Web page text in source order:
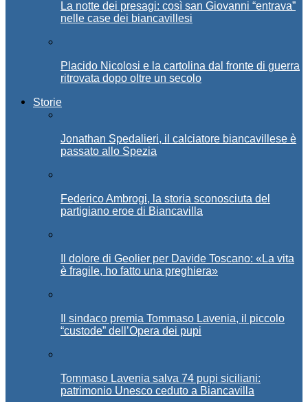
La notte dei presagi: così san Giovanni “entrava”
nelle case dei biancavillesi
Placido Nicolosi e la cartolina dal fronte di guerra
ritrovata dopo oltre un secolo
Storie
Jonathan Spedalieri, il calciatore biancavillese è
passato allo Spezia
Federico Ambrogi, la storia sconosciuta del
partigiano eroe di Biancavilla
Il dolore di Geolier per Davide Toscano: «La vita
è fragile, ho fatto una preghiera»
Il sindaco premia Tommaso Lavenia, il piccolo
“custode” dell’Opera dei pupi
Tommaso Lavenia salva 74 pupi siciliani:
patrimonio Unesco ceduto a Biancavilla